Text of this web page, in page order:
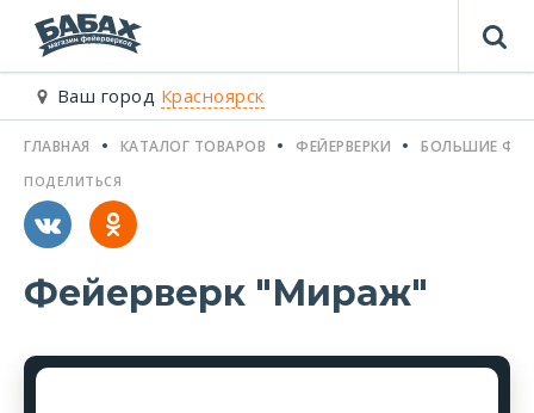
Ваш город Красноярск
ГЛАВНАЯ КАТАЛОГ ТОВАРОВ ФЕЙЕРВЕРКИ БОЛЬШИЕ
Фейерверк "Мираж"
ПОДЕЛИТЬСЯ